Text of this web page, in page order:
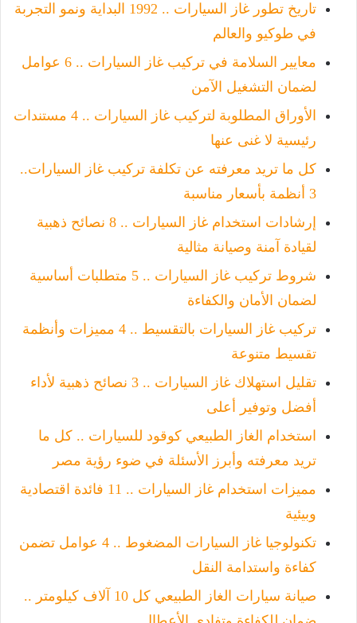
تاريخ تطور غاز السيارات .. 1992 البداية ونمو التجربة
في طوكيو والعالم
معايير السلامة في تركيب غاز السيارات .. 6 عوامل
لضمان التشغيل الآمن
الأوراق المطلوبة لتركيب غاز السيارات .. 4 مستندات
رئيسية لا غنى عنها
كل ما تريد معرفته عن تكلفة تركيب غاز السيارات..
3 أنظمة بأسعار مناسبة
إرشادات استخدام غاز السيارات .. 8 نصائح ذهبية
لقيادة آمنة وصيانة مثالية
شروط تركيب غاز السيارات .. 5 متطلبات أساسية
لضمان الأمان والكفاءة
تركيب غاز السيارات بالتقسيط .. 4 مميزات وأنظمة
تقسيط متنوعة
تقليل استهلاك غاز السيارات .. 3 نصائح ذهبية لأداء
أفضل وتوفير أعلى
استخدام الغاز الطبيعي كوقود للسيارات .. كل ما
تريد معرفته وأبرز الأسئلة في ضوء رؤية مصر
مميزات استخدام غاز السيارات .. 11 فائدة اقتصادية
وبيئية
تكنولوجيا غاز السيارات المضغوط .. 4 عوامل تضمن
كفاءة واستدامة النقل
صيانة سيارات الغاز الطبيعي كل 10 آلاف كيلومتر ..